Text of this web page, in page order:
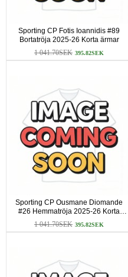
Sporting CP Fotis Ioannidis #89
Bortatröja 2025-26 Korta ärmar
1 041.70SEK 395.82SEK
Sporting CP Ousmane Diomande
#26 Hemmatröja 2025-26 Korta
ärmar
1 041.70SEK 395.82SEK